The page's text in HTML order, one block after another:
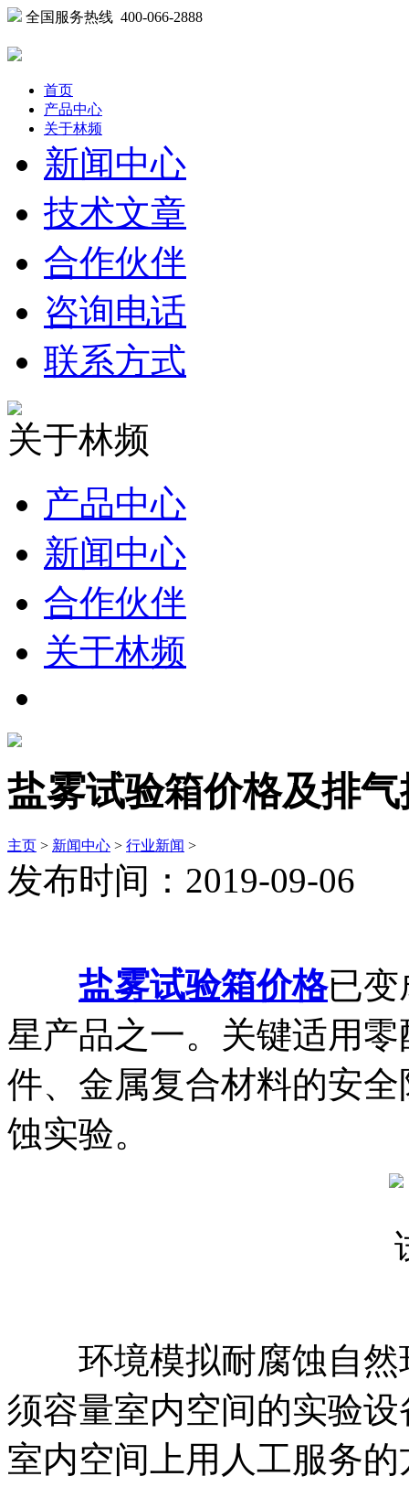
全国服务热线 400-066-2888
首页
产品中心
关于林频
新闻中心
技术文章
合作伙伴
咨询电话
联系方式
关于林频
产品中心
新闻中心
合作伙伴
关于林频
盐雾试验箱价格及排
主页 > 新闻中心 > 行业新闻 >
发布时间：2019-09-06
盐雾试验箱价格已变
星产品之一。关键适用
件、金属复合材料的安
蚀实验。
环境模拟耐腐蚀自然
须容量室内空间的实验
室内空间上用人工服务